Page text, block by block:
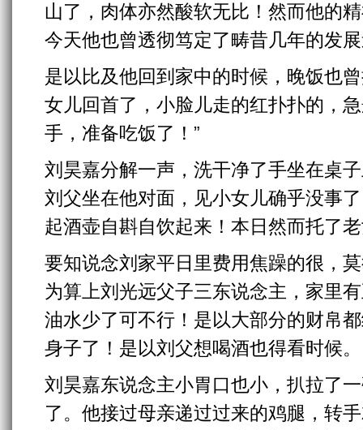
山了，肉体亦然酸软无比！然而他的
今天他也曾透彻笃定了畴昔几年的发
是以比及他回到家中的时候，晚饭也
女儿回首了，小脸儿走的红扑扑的，
手，准备吃饭了！”
刘昊嘉分解一声，洗干净了手坐在桌
刘父坐在他对面，见小女儿确乎没事
起酒壶自斟自饮起来！本日然而托了
要知说念刘家平日里费用焦躁的很，
为算上刘光远父子三东说念主，家里
油水少了可不行！是以大部分的财帛
身子了！是以刘父想喝酒也得看时候。
刘昊嘉东说念主小胃口也小，扒拉了
了。他接过母亲递过过来的鸡腿，转